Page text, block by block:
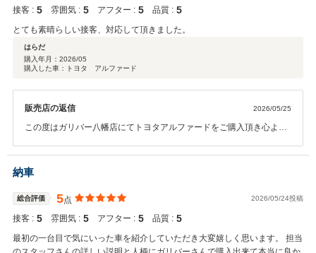
接客 : 5 雰囲気 : 5 アフター : 5 品質 : 5
とても素晴らしい接客、対応して頂きました。
はらだ
購入年月： 2026/05
購入した車：トヨタ アルファード
販売店の返信 2026/05/25
この度はガリバー八幡店にてトヨタアルファードをご購入頂き心より
葉を頂き私共も大変嬉しく思います。 ご納車後はおクルマのメンテナ
ンス等でお困りの際は当店へ気兼ねなくご相談ください。 今後とも末
納車
総合評価 5点 2026/05/24投稿
接客 : 5 雰囲気 : 5 アフター : 5 品質 : 5
最初の一台目で気にいった車を紹介していただき大変嬉しく思います。 担当